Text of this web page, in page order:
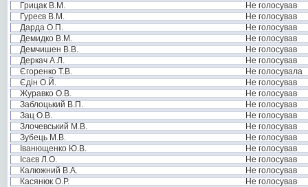
Грицак В.М.
Не голосував
Гуреєв В.М.
Не голосував
Дарда О.П.
Не голосував
Демидко В.М.
Не голосував
Демчишен В.В.
Не голосував
Деркач А.Л.
Не голосував
Єгоренко Т.В.
Не голосувала
Єдін О.Й.
Не голосував
Журавко О.В.
Не голосував
Заблоцький В.П.
Не голосував
Зац О.В.
Не голосував
Злочевський М.В.
Не голосував
Зубець М.В.
Не голосував
Іванющенко Ю.В.
Не голосував
Ісаєв Л.О.
Не голосував
Калюжний В.А.
Не голосував
Касянюк О.Р.
Не голосував